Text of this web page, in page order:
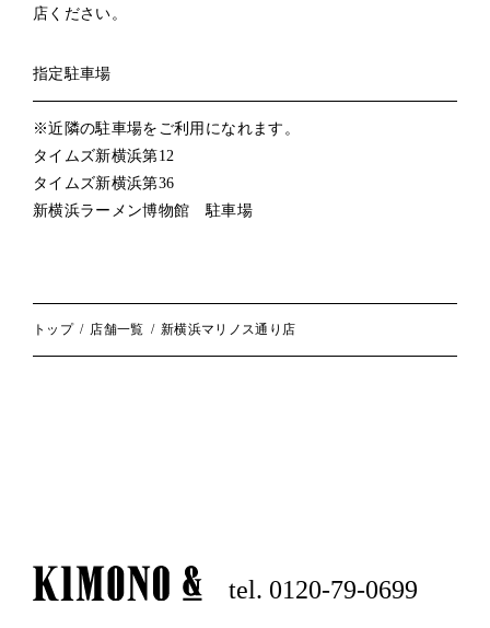
トップ 店舗一覧 新横浜マリノス通り店
店ください。
指定駐車場
※近隣の駐車場をご利用になれます。
タイムズ新横浜第12
タイムズ新横浜第36
新横浜ラーメン博物館 駐車場
tel. 0120-79-0699